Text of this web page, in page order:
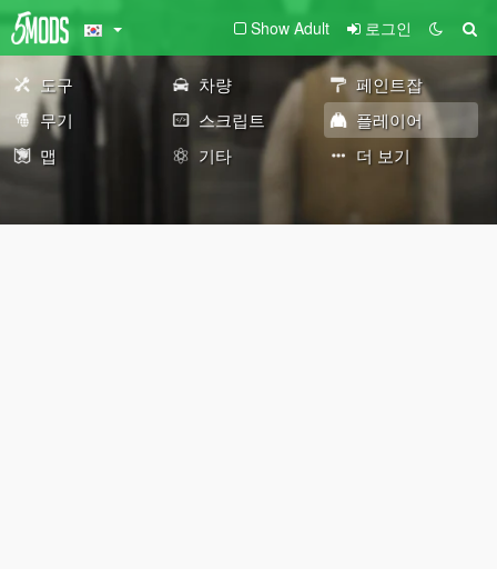
Show Adult 로그인
도구 차량
페인트잡
무기
스크립트
플레이어
맵
기타 더 보기